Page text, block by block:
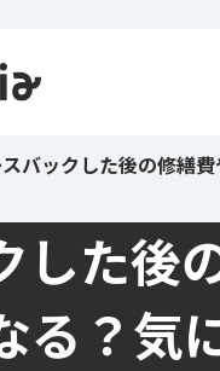
スバックした後の修繕
した後
る？気